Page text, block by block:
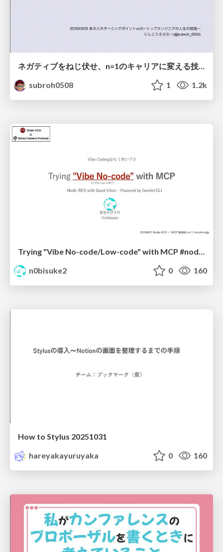
ネガティブをねじ伏せ、n=1のキャリアに変える技術
subroh0508
1 1.2k
n0bisuke2
0 160
How to Stylus 20251031
hareyakayuruyaka
0 160